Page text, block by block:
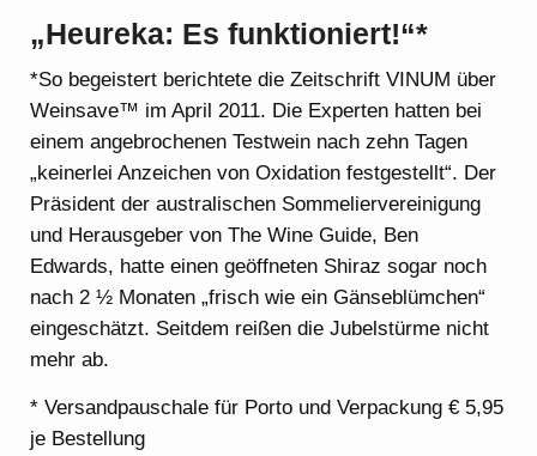
„Heureka: Es funktioniert!“*
*So begeistert berichtete die Zeitschrift VINUM über
Weinsave™ im April 2011. Die Experten hatten bei
einem angebrochenen Testwein nach zehn Tagen
„keinerlei Anzeichen von Oxidation festgestellt“. Der
Präsident der australischen Sommeliervereinigung
und Herausgeber von The Wine Guide, Ben
Edwards, hatte einen geöffneten Shiraz sogar noch
nach 2 ½ Monaten „frisch wie ein Gänseblümchen“
eingeschätzt. Seitdem reißen die Jubelstürme nicht
mehr ab.
* Versandpauschale für Porto und Verpackung € 5,95
je Bestellung